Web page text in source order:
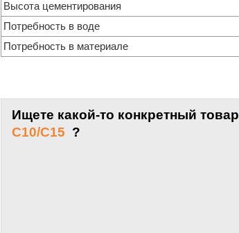
Высота цементирования
Потребность в воде
Потребность в материале
Ищете какой-то конкретный товар
C10/C15 ?